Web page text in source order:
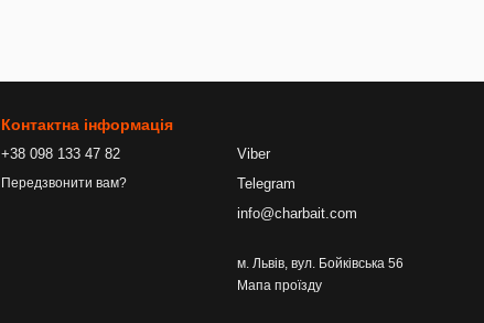
Контактна інформація
+38 098 133 47 82
Передзвонити вам?
Viber
Telegram
info@charbait.com
м. Львів, вул. Бойківська 56
Мапа проїзду